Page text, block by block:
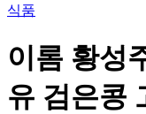
식품
이롬 황성
유 검은콩